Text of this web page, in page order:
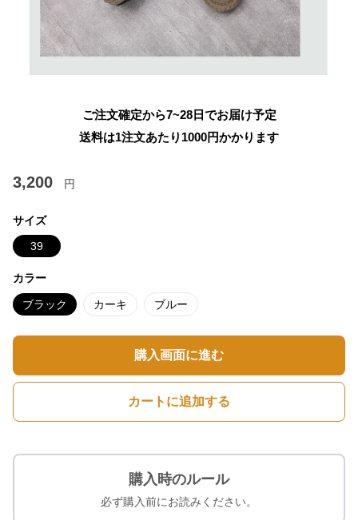
ご注文確定から7~28日でお届け予定
送料は1注文あたり 1000円かかります
3,200 円
サイズ
39
カラー
ブラック カーキ ブルー
購入画面に進む
カートに追加する
購入時のルール
必ず購入前にお読みください。